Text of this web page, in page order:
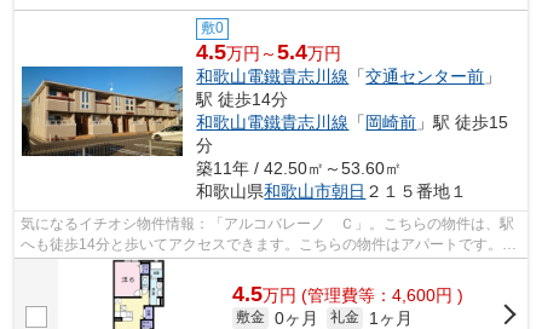
敷0
4.5万円～5.4万円
和歌山電鐵貴志川線 「交通センター前 」
駅 徒歩14分
和歌山電鐵貴志川線 「岡崎前 」駅 徒歩15
分
築11年 / 42.50㎡～53.60㎡
和歌山県和歌山市朝日 ２１５番地１
気になるイチオシ物件情報：「アルコバレーノ Ｃ」。こちらの物件は、駅
へも徒歩14分と歩いてアクセスできます。こちらの物件はアパートです。細
かい条件でも物件をお探しします。ホ...
4.5万円 (管理費等：4,600円 )
敷金 0ヶ月 礼金
1ヶ月